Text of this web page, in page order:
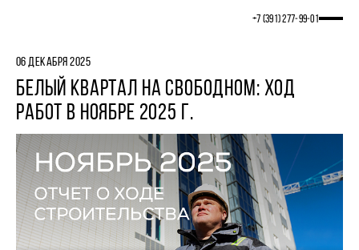
+7 (391) 277‒99‒01
06 ДЕКАБРЯ 2025
БЕЛЫЙ КВАРТАЛ НА СВОБОДНОМ: ХОД
РАБОТ В НОЯБРЕ 2025 Г.